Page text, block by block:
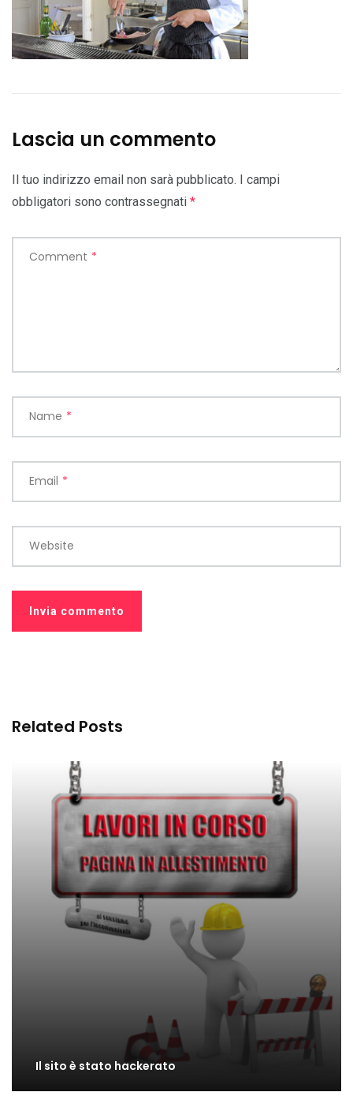
Lascia un commento
Il tuo indirizzo email non sarà pubblicato. I campi
obbligatori sono contrassegnati *
Comment *
Name *
Email *
Website
Related Posts
Il sito è stato hackerato